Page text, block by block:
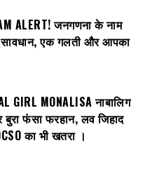
ALERT! जनगणना के नाम
सावधान, एक गलती और आपका
GIRL MONALISA नाबालिग
बुरा फंसा फरहान, लव जिहाद
का भी खतरा ।